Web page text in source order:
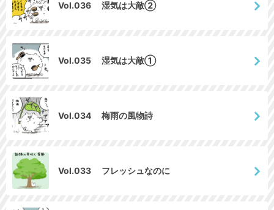
Vol.036 湿気は大敵②
Vol.035 湿気は大敵①
Vol.034 梅雨の風物詩
Vol.033 フレッシュなのに